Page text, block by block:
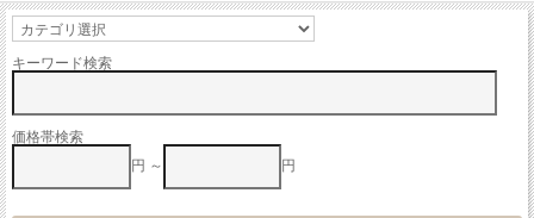
キーワード検索
価格帯検索
円 ～
円